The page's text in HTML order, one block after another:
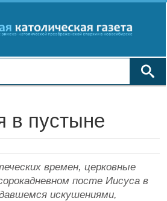
в пустыне
времен, церковные
посте Иисуса в
искушениями,